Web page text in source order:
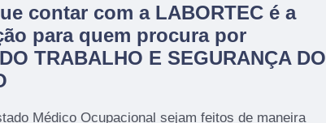
contar com a LABORTEC é a
para quem procura por
TRABALHO E SEGURANÇA DO
Médico Ocupacional sejam feitos de maneira